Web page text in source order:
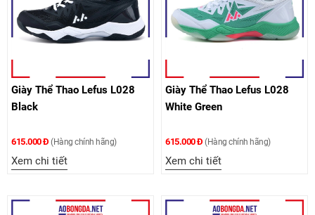
Giày Thể Thao Lefus L028
Black
615.000 Đ (Hàng chính hãng)
Xem chi tiết
Giày Thể Thao Lefus L028
White Green
615.000 Đ (Hàng chính hãng)
Xem chi tiết